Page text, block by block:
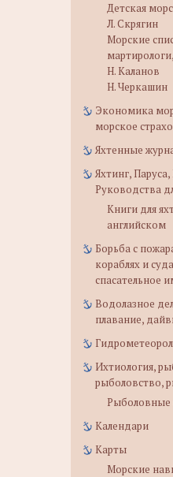
Детская
Л. Скрягин
Морские
Н. Каланов
Н. Черкашин
Экономика
морское
Яхтенные
Яхтинг,
Руководства
Книги для
английском
Борьба с
кораблях и
спасательное
Водолазное
плавание,
Ихтиология,
рыболовство,
Рыболовные
Календари
Карты
Морские